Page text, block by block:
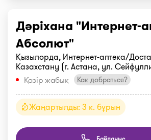
Дәріхана "Интернет-
Абсолют"
Қызылорда, Интернет-аптека/
Казахстану (г. Астана, ул.
Қазір жабық
Как добраться?
Жаңартылды: 3 к. бұрын